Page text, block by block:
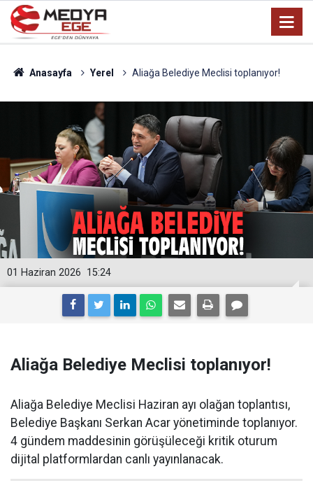
Anasayfa Yerel Aliağa Belediye Meclisi toplanıyor!
15:24
01 Haziran 2026
Aliağa Belediye Meclisi toplanıyor!
Aliağa Belediye Meclisi Haziran ayı olağan toplantısı,
Belediye Başkanı Serkan Acar yönetiminde toplanıyor.
4 gündem maddesinin görüşüleceği kritik oturum
dijital platformlardan canlı yayınlanacak.